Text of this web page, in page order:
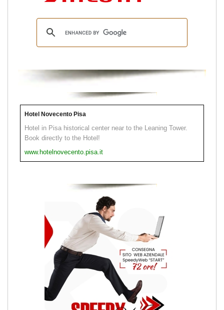
Hotel Novecento Pisa
Hotel in Pisa historical center near to the Leaning Tower.
Book directly to the Hotel!
www.hotelnovecento.pisa.it